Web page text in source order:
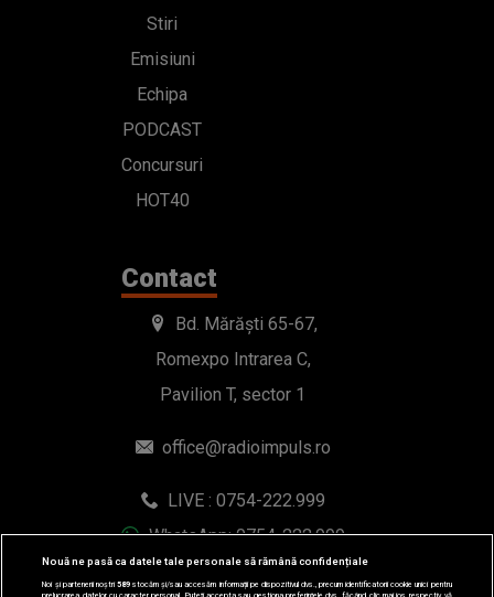
Stiri
Emisiuni
Echipa
PODCAST
Concursuri
HOT40
Contact
Bd. Mărăști 65-67,
Romexpo Intrarea C,
Pavilion T, sector 1
office@radioimpuls.ro
LIVE : 0754-222.999
WhatsApp: 0754-222.999
Nouă ne pasă ca datele tale personale să rămână confidențiale
Noi și partenerii noștri589stocăm și/sau accesăm informații pe dispozitivul dvs., precum identificatorii cookie unici pentru
prelucrarea datelor cu caracter personal. Puteți accepta sau gestiona preferințele dvs. făcând clic mai jos, respectiv vă